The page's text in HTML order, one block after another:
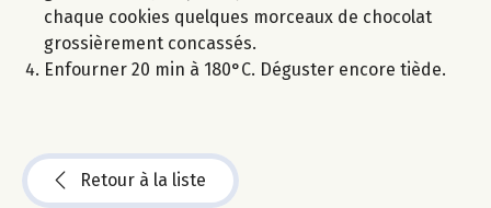
chaque cookies quelques morceaux de chocolat
grossièrement concassés.
Enfourner 20 min à 180°C. Déguster encore tiède.
Retour à la liste